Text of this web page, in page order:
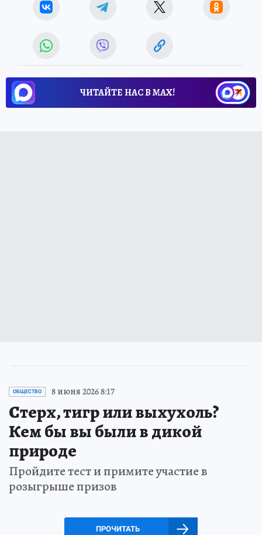
ЧИТАЙТЕ НАС В МАХ!
ОБЩЕСТВО 8 июня 2026 8:17
Стерх, тигр или выхухоль?
Кем бы вы были в дикой
природе
Пройдите тест и примите участие в
розыгрыше призов
ПРОЧИТАТЬ